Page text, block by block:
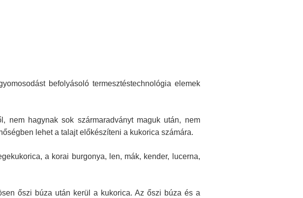
befolyásoló termesztéstechnológia elemek
nem hagynak sok szármaradványt maguk után, nem
lehet a talajt előkészíteni a kukorica számára.
a korai burgonya, len, mák, kender, lucerna,
őszi búza után kerül a kukorica. Az őszi búza és a